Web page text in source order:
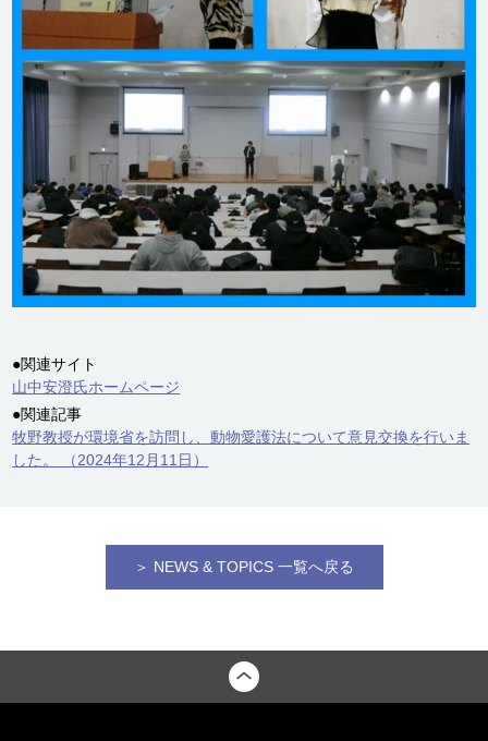
●関連サイト
山中安澄氏ホームページ
●関連記事
牧野教授が環境省を訪問し、動物愛護法について意見交換を行いま
した。 （2024年12月11日）
＞ NEWS & TOPICS 一覧へ戻る